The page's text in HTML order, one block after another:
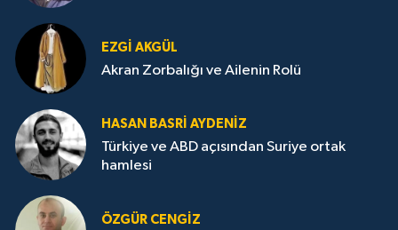
EZGI AKGÜL
Akran Zorbalığı ve Ailenin Rolü
HASAN BASRI AYDENIZ
Türkiye ve ABD açısından Suriye ortak
hamlesi
ÖZGÜR CENGIZ